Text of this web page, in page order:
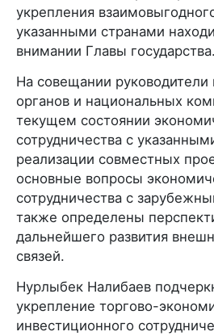
укрепления
указанными странами
внимании Главы государства.
На совещании руководители
органов и национальных
текущем состоянии
сотрудничества с
реализации совместных
основные вопросы
сотрудничества с
также определены
дальнейшего развития
связей.
Нурлыбек Налибаев
укрепление торгово-
инвестиционного